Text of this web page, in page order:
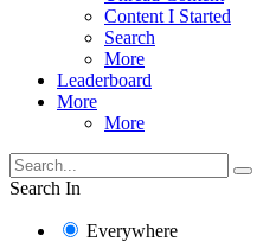
Content I Started
Search
More
Leaderboard
More
More
Search In
Everywhere